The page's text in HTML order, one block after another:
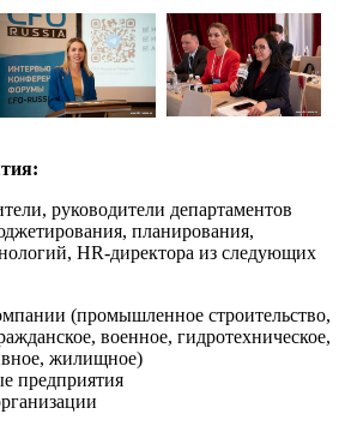
руководители департаментов
планирования,
HR-директора из следующих
(промышленное строительство,
военное, гидротехническое,
жилищное)
предприятия